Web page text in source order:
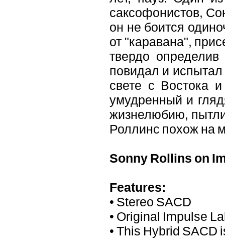
саксофонистов,
он не боится
от "каравана",
твердо
повидал и испытал
свете с Востока
умудренный и
жизнелюбию,
Роллинс похож на
Sonny Rollins on
Features:
• Stereo SACD
• Original Impulse
• This Hybrid SACD